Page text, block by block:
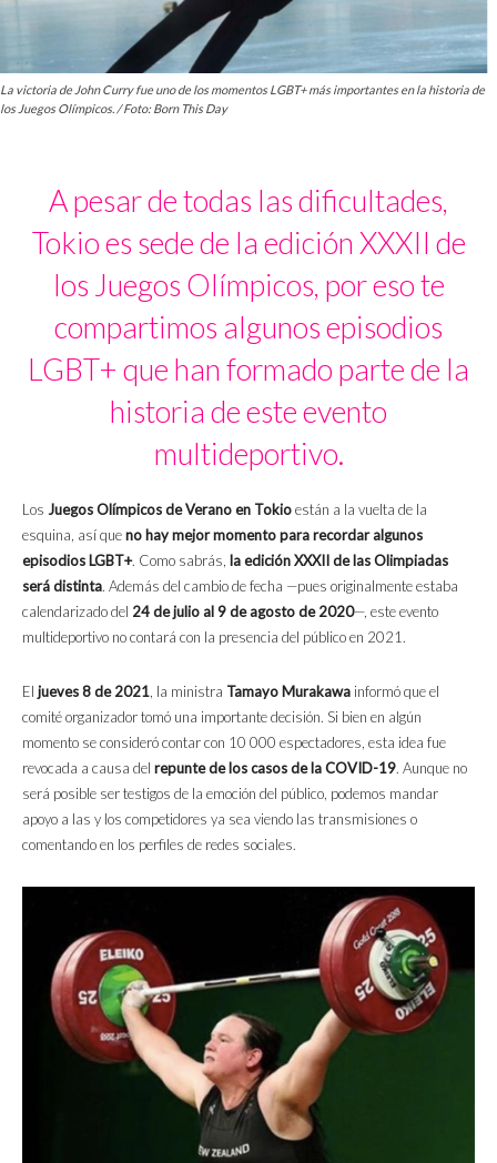
La victoria de John Curry fue uno de los momentos LGBT+ más importantes en la historia de
los Juegos Olímpicos. / Foto: Born This Day
A pesar de todas las dificultades,
Tokio es sede de la edición XXXII de
los Juegos Olímpicos, por eso te
compartimos algunos episodios
LGBT+ que han formado parte de la
historia de este evento
multideportivo.
Los Juegos Olímpicos de Verano en Tokioestán a la vuelta de la
esquina, así queno hay mejor momento para recordar algunos
episodios LGBT+. Como sabrás, la edición XXXII de las Olimpiadas
será distinta. Además del cambio de fecha —pues originalmente estaba
calendarizado del 24 de julio al 9 de agosto de 2020—, este evento
multideportivo no contará con la presencia del público en 2021.
El jueves 8 de 2021, la ministra Tamayo Murakawa informó que el
comité organizador tomó una importante decisión. Si bien en algún
momento se consideró contar con 10 000 espectadores, esta idea fue
revocada a causa del repunte de los casos de la COVID-19. Aunque no
será posible ser testigos de la emoción del público, podemos mandar
apoyo a las y los competidores ya sea viendo las transmisiones o
comentando en los perfiles de redes sociales.